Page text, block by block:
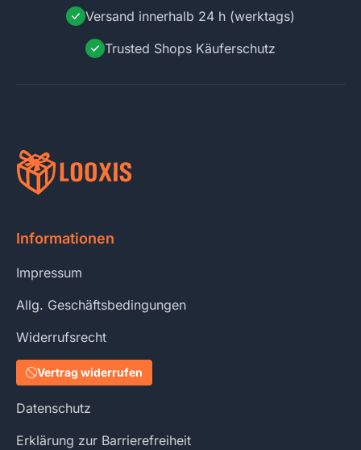
Versand innerhalb 24 h (werktags)
Trusted Shops Käuferschutz
Informationen
Impressum
Allg. Geschäftsbedingungen
Widerrufsrecht
Vertrag widerrufen
Datenschutz
Erklärung zur Barrierefreiheit